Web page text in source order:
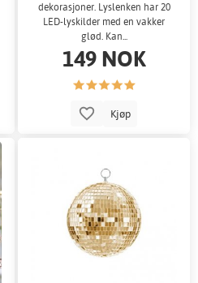
dekorasjoner. Lyslenken har 20
LED-lyskilder med en vakker
glød. Kan...
149 NOK
Kjøp